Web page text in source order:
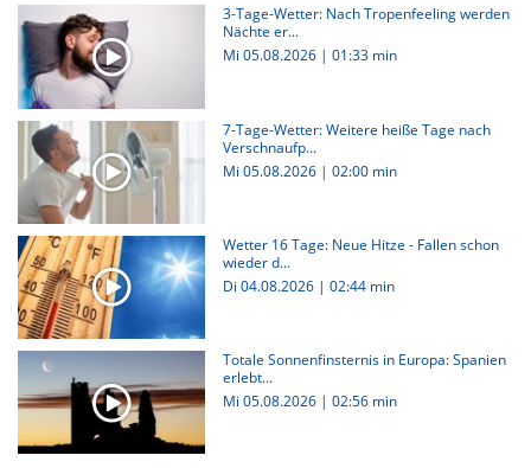
3-Tage-Wetter: Nach Tropenfeeling werden
Nächte er...
Mi 05.08.2026 | 01:33 min
7-Tage-Wetter: Weitere heiße Tage nach
Verschnaufp...
Mi 05.08.2026 | 02:00 min
Wetter 16 Tage: Neue Hitze - Fallen schon
wieder d...
Di 04.08.2026 | 02:44 min
Totale Sonnenfinsternis in Europa: Spanien
erlebt...
Mi 05.08.2026 | 02:56 min